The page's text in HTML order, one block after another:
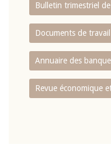
Bulletin trimestriel
Documents de travail
Annuaire des
Revue économique